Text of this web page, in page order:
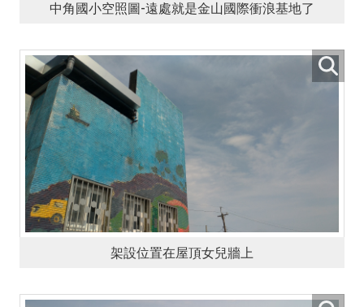
中角國小空照圖-遠處就是金山國際衝浪基地了
架設位置在屋頂女兒牆上